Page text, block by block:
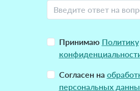
Принимаю Политику
Согласен на
персональных